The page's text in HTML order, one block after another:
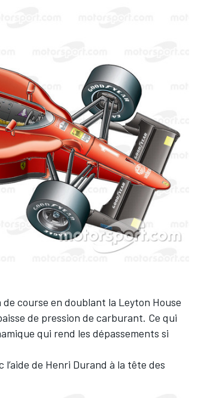
course en doublant la Leyton House
de pression de carburant. Ce qui
qui rend les dépassements si
de Henri Durand à la tête des